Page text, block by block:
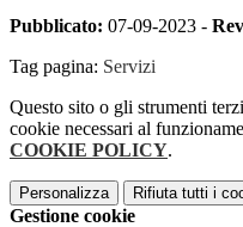
Pubblicato: 07-09-2023 -
Tag pagina: Servizi
Questo sito o gli strumenti
cookie necessari al
COOKIE POLICY.
Personalizza Rifiuta tutti i
Gestione cookie